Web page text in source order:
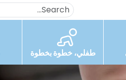
طفلي، خطوة بخطوة